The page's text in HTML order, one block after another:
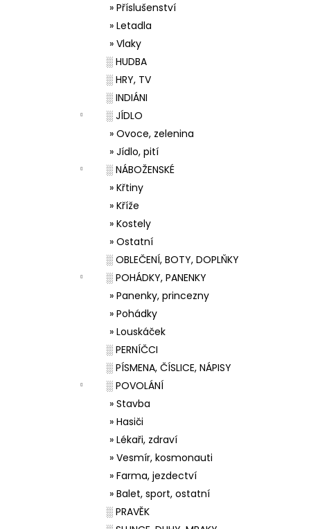
» Příslušenství
» Letadla
» Vlaky
░ HUDBA
░ HRY, TV
░ INDIÁNI
░ JÍDLO
» Ovoce, zelenina
» Jídlo, pití
░ NÁBOŽENSKÉ
» Křtiny
» Kříže
» Kostely
» Ostatní
░ OBLEČENÍ, BOTY, DOPLŇKY
░ POHÁDKY, PANENKY
» Panenky, princezny
» Pohádky
» Louskáček
░ PERNÍČCI
░ PÍSMENA, ČÍSLICE, NÁPISY
░ POVOLÁNÍ
» Stavba
» Hasiči
» Lékaři, zdraví
» Vesmír, kosmonauti
» Farma, jezdectví
» Balet, sport, ostatní
░ PRAVĚK